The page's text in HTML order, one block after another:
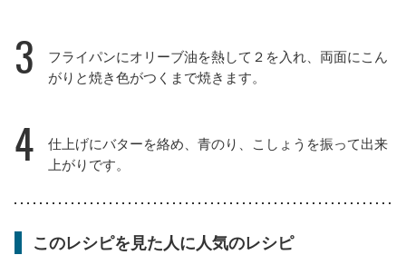
3
フライパンにオリーブ油を熱して２を入れ、両面にこん
がりと焼き色がつくまで焼きます。
4
仕上げにバターを絡め、青のり、こしょうを振って出来
上がりです。
このレシピを見た人に人気のレシピ